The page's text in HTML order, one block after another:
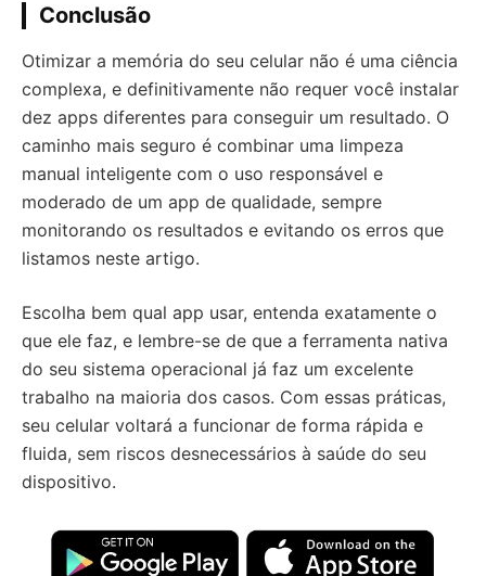
Conclusão
Otimizar a memória do seu celular não é uma ciência
complexa, e definitivamente não requer você instalar
dez apps diferentes para conseguir um resultado. O
caminho mais seguro é combinar uma limpeza
manual inteligente com o uso responsável e
moderado de um app de qualidade, sempre
monitorando os resultados e evitando os erros que
listamos neste artigo.
Escolha bem qual app usar, entenda exatamente o
que ele faz, e lembre-se de que a ferramenta nativa
do seu sistema operacional já faz um excelente
trabalho na maioria dos casos. Com essas práticas,
seu celular voltará a funcionar de forma rápida e
fluida, sem riscos desnecessários à saúde do seu
dispositivo.